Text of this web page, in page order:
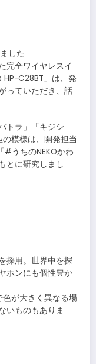
した
完全ワイヤレスイ
C28BT」は、発
っていただき、話
トラ」「キジシ
模様は、開発担当
#うちのNEKOかわ
とに研究しまし
採用。世界中を探
ホンにも個性豊か
が大きく異なる場
いものもありま